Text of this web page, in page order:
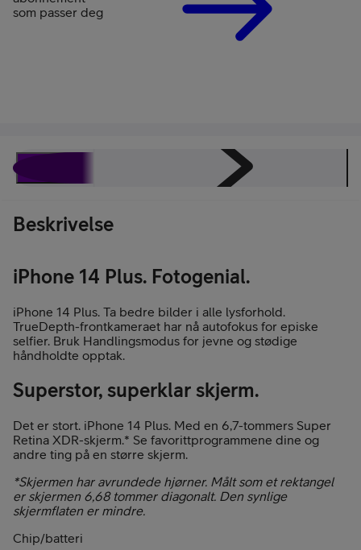
som passer deg
Omtaler
Beskrivelse
iPhone 14 Plus. Fotogenial.
iPhone 14 Plus. Ta bedre bilder i alle lysforhold.
TrueDepth-frontkameraet har nå autofokus for episke
selfier. Bruk Handlingsmodus for jevne og stødige
håndholdte opptak.
Superstor, superklar skjerm.
Det er stort. iPhone 14 Plus. Med en 6,7-tommers Super
Retina XDR-skjerm.* Se favorittprogrammene dine og
andre ting på en større skjerm.
*Skjermen har avrundede hjørner. Målt som et rektangel
er skjermen 6,68 tommer diagonalt. Den synlige
skjermflaten er mindre.
Chip/batteri